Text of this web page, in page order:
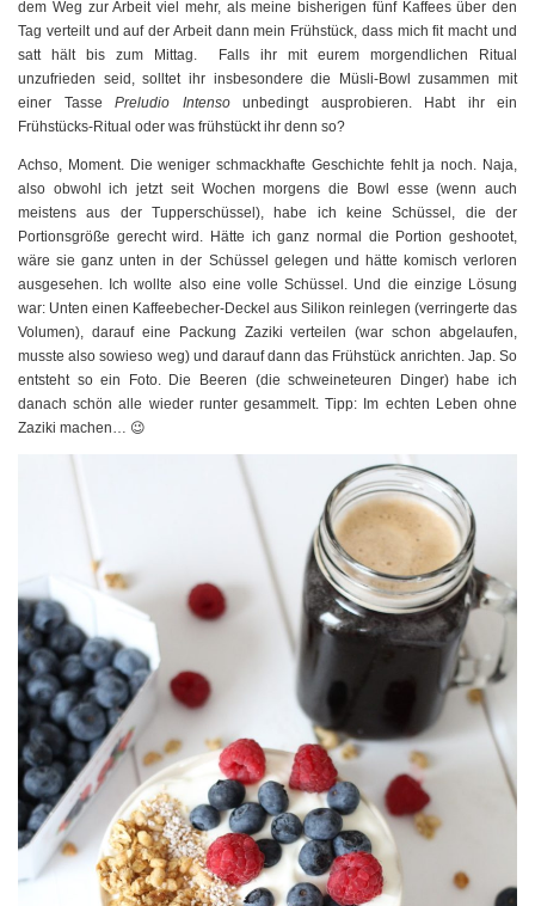
dem Weg zur Arbeit viel mehr, als meine bisherigen fünf Kaffees über den
Tag verteilt und auf der Arbeit dann mein Frühstück, dass mich fit macht und
satt hält bis zum Mittag. Falls ihr mit eurem morgendlichen Ritual
unzufrieden seid, solltet ihr insbesondere die Müsli-Bowl zusammen mit
einer Tasse Preludio Intensounbedingt ausprobieren. Habt ihr ein
Frühstücks-Ritual oder was frühstückt ihr denn so?
Achso, Moment. Die weniger schmackhafte Geschichte fehlt ja noch. Naja,
also obwohl ich jetzt seit Wochen morgens die Bowl esse (wenn auch
meistens aus der Tupperschüssel), habe ich keine Schüssel, die der
Portionsgröße gerecht wird. Hätte ich ganz normal die Portion geshootet,
wäre sie ganz unten in der Schüssel gelegen und hätte komisch verloren
ausgesehen. Ich wollte also eine volle Schüssel. Und die einzige Lösung
war: Unten einen Kaffeebecher-Deckel aus Silikon reinlegen (verringerte das
Volumen), darauf eine Packung Zaziki verteilen (war schon abgelaufen,
musste also sowieso weg) und darauf dann das Frühstück anrichten. Jap. So
entsteht so ein Foto. Die Beeren (die schweineteuren Dinger) habe ich
danach schön alle wieder runter gesammelt. Tipp: Im echten Leben ohne
Zaziki machen… 😉